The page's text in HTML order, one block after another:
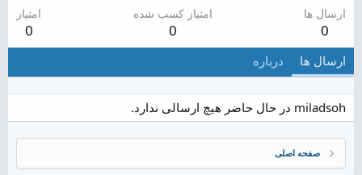
ارسال ها
0
امتیاز کسب شده
0
امتیاز
0
ارسال ها درباره
miladsoh در حال حاضر هیچ ارسالی ندارد.
صفحه اصلی